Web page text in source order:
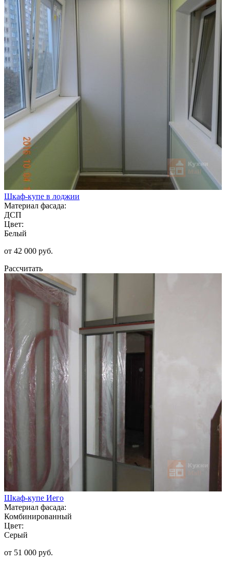
Шкаф-купе в лоджии
Материал фасада:
ДСП
Цвет:
Белый
от 42 000 руб.
Рассчитать
Шкаф-купе Иего
Материал фасада:
Комбинированный
Цвет:
Серый
от 51 000 руб.